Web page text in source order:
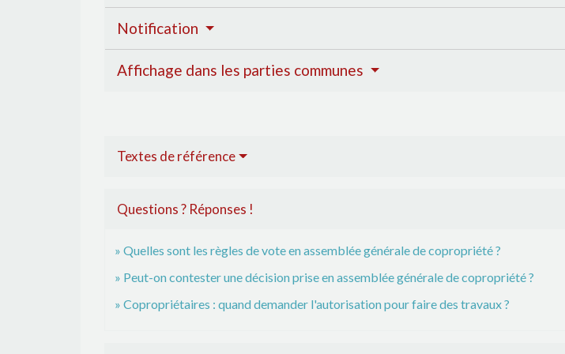
Notification
Affichage dans les parties communes
Textes de référence
Questions ? Réponses !
Quelles sont les règles de vote en assemblée générale de copropriété ?
Peut-on contester une décision prise en assemblée générale de copropriété ?
Copropriétaires : quand demander l'autorisation pour faire des travaux ?